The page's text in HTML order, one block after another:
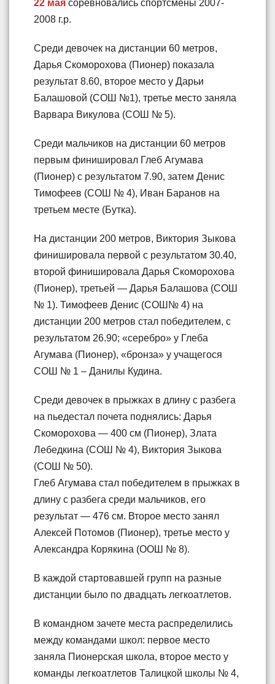
22 мая соревновались спортсмены 2007-
2008 г.р.
Среди девочек на дистанции 60 метров,
Дарья Скоморохова (Пионер) показала
результат 8.60, второе место у Дарьи
Балашовой (СОШ №1), третье место заняла
Варвара Викулова (СОШ № 5).
Среди мальчиков на дистанции 60 метров
первым финишировал Глеб Агумава
(Пионер) с результатом 7.90, затем Денис
Тимофеев (СОШ № 4), Иван Баранов на
третьем месте (Бутка).
На дистанции 200 метров, Виктория Зыкова
финишировала первой с результатом 30.40,
второй финишировала Дарья Скоморохова
(Пионер), третьей — Дарья Балашова (СОШ
№ 1). Тимофеев Денис (СОШ№ 4) на
дистанции 200 метров стал победителем, с
результатом 26.90; «серебро» у Глеба
Агумава (Пионер), «бронза» у учащегося
СОШ № 1 – Данилы Кудина.
Среди девочек в прыжках в длину с разбега
на пьедестал почета поднялись: Дарья
Скоморохова — 400 см (Пионер), Злата
Лебедкина (СОШ № 4), Виктория Зыкова
(СОШ № 50).
Глеб Агумава стал победителем в прыжках в
длину с разбега среди мальчиков, его
результат — 476 см. Второе место занял
Алексей Потомов (Пионер), третье место у
Александра Корякина (ООШ № 8).
В каждой стартовавшей групп на разные
дистанции было по двадцать легкоатлетов.
В командном зачете места распределились
между командами школ: первое место
заняла Пионерская школа, второе место у
команды легкоатлетов Талицкой школы № 4,